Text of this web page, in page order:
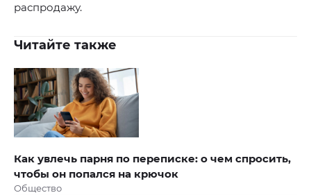
распродажу.
Читайте также
Как увлечь парня по переписке: о чем спросить,
чтобы он попался на крючок
Общество